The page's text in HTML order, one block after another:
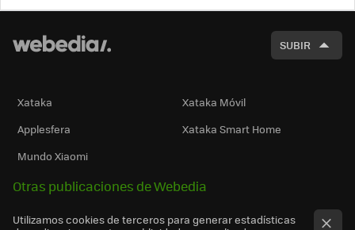
SUBIR
Xataka
Xataka Móvil
Applesfera
Xataka Smart Home
Mundo Xiaomi
Otras publicaciones de Webedia
Utilizamos cookies de terceros para generar estadísticas